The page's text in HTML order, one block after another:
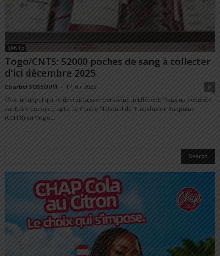
SANTÉ
Togo/CNTS: 52000 poches de sang à collecter
d’ici décembre 2025
Charbel SOSSOUVI - 17 juin 2025
0
C’est un appel qui ne devrait laisser personne indifférent. Dans un contexte
sanitaire encore fragile, le Centre National de Transfusion Sanguine
(CNTS) du Togo...